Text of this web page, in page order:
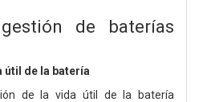
de baterías
útil de la batería
de la vida útil de la batería